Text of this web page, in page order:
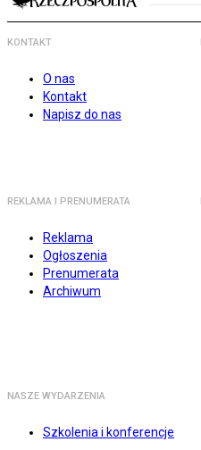
KONTAKT
O nas
Kontakt
Napisz do nas
REKLAMA I PRENUMERATA
Reklama
Ogłoszenia
Prenumerata
Archiwum
NASZE WYDARZENIA
Szkolenia i konferencje